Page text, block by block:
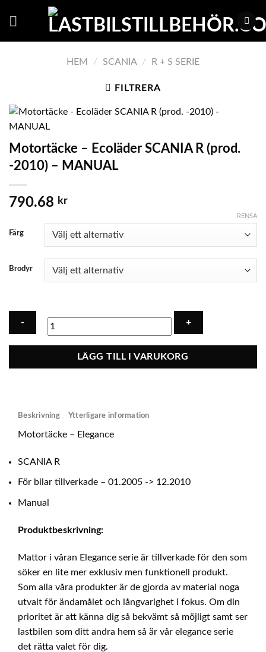
HEM / SCANIA / R + S SERIE
FILTRERA
Motortäcke – Ecoläder SCANIA R (prod.
-2010) – MANUAL
790.68 kr
Färg
Brodyr
RENSA
(prod.
-2010)
MANUAL
LÄGG TILL I VARUKORG
Beskrivning Ytterligare information
Motortäcke – Elegance
SCANIA R
För bilar tillverkade – 01.2005 -> 12.2010
Manual
Produktbeskrivning:
Mattor i våran Elegance serie är tillverkade för den som
söker en lite mer exklusiv men funktionell produkt.
Som alla våra produkter är de gjorda av material noga
utvalt för ändamålet och långvarighet i fokus. Om din
prioritet är att känna dig så bekvämt så möjligt samt ser
lastbilen som ditt andra hem så är vår elegance serie
det rätta valet för dig.